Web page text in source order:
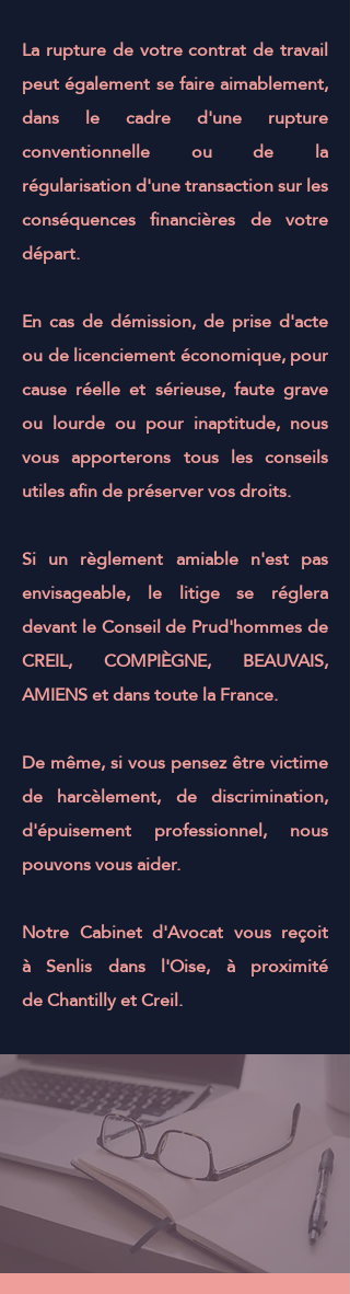
La rupture de votre contrat de travail
peut également se faire aimablement,
dans le cadre d'une rupture
conventionnelle ou de la
régularisation d'unetransactionsur les
conséquences financières de votre
départ.
En cas de démission, de prise d'acte
ou delicenciement économique, pour
cause réelle et sérieuse, faute grave
ou lourde ou pour inaptitude, nous
vous apporterons tous les conseils
utiles afin de préserver vos droits.
Si un règlement amiable n'est pas
envisageable, le litige se réglera
devant leConseil de Prud'hommesde
CREIL, COMPIÈGNE, BEAUVAIS,
AMIENSet dans toute la France.
De même, si vous pensez être victime
de harcèlement, de discrimination,
d'épuisement professionnel, nous
pouvons vous aider.
Notre Cabinet d'Avocat vous reçoit
àSenlis dans l'Oise, à proximité
deChantillyetCreil.